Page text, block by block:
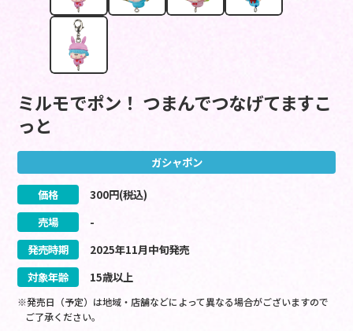
ミルモでポン！ つまんでつなげてますこ
っと
ガシャポン
価格 300円(税込)
売場
-
発売時期
2025年11月中旬発売
対象年齢
15歳以上
※発売日（予定）は地域・店舗などによって異なる場合がございますので
ご了承ください。